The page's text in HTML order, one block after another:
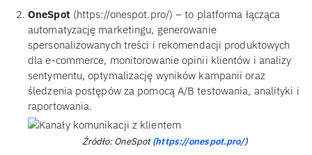
OneSpot (https://onespot.pro/) – to platforma łącząca
automatyzację marketingu, generowanie
spersonalizowanych treści i rekomendacji produktowych
dla e-commerce, monitorowanie opinii klientów i analizy
sentymentu, optymalizację wyników kampanii oraz
śledzenia postępów za pomocą A/B testowania, analityki i
raportowania.
Źródło: OneSpot(https://onespot.pro/)